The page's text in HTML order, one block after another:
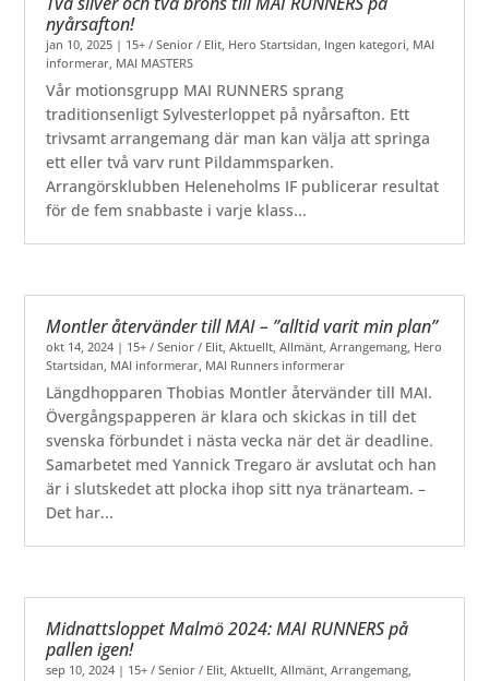
nyårsafton!
jan 10, 2025 | 15+ / Senior / Elit Hero Startsidan Ingen kategori MAI
informerar MAI MASTERS
Vår motionsgrupp MAI RUNNERS sprang
traditionsenligt Sylvesterloppet på nyårsafton. Ett
trivsamt arrangemang där man kan välja att springa
ett eller två varv runt Pildammsparken.
Arrangörsklubben Heleneholms IF publicerar resultat
för de fem snabbaste i varje klass...
Montler återvänder till MAI – ”alltid varit min plan”
okt 14, 2024 | 15+ / Senior / Elit,Aktuellt,Allmänt,Arrangemang, Hero
Startsidan, MAI informerar, MAI Runners informerar
Längdhopparen Thobias Montler återvänder till MAI.
Övergångspapperen är klara och skickas in till det
svenska förbundet i nästa vecka när det är deadline.
Samarbetet med Yannick Tregaro är avslutat och han
är i slutskedet att plocka ihop sitt nya tränarteam. –
Det har...
Midnattsloppet Malmö 2024: MAI RUNNERS på
pallen igen!
sep 10, 2024 | 15+ / Senior / Elit,Aktuellt,Allmänt,Arrangemang,